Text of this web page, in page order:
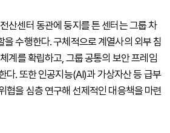
산센터 동관에 둥지를 튼 센터는 그룹 차
을 수행한다. 구체적으로 계열사의 외부 침
계를 확립하고, 그룹 공통의 보안 프레임
다. 또한 인공지능(AI)과 가상자산 등 급부
협을 심층 연구해 선제적인 대응책을 마련